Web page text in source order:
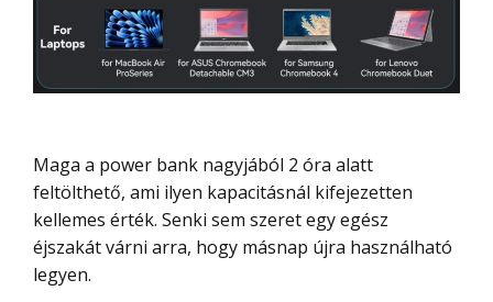
Maga a power bank nagyjából 2 óra alatt
feltölthető, ami ilyen kapacitásnál kifejezetten
kellemes érték. Senki sem szeret egy egész
éjszakát várni arra, hogy másnap újra használható
legyen.